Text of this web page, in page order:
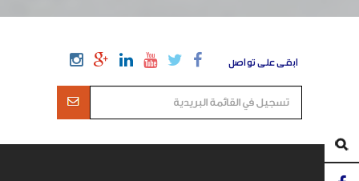
ابقى على تواصل